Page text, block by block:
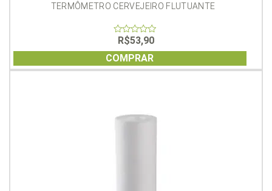
TERMÔMETRO CERVEJEIRO FLUTUANTE
of
5
R$53,90
COMPRAR